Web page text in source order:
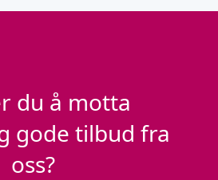
du å motta
gode tilbud fra
oss?